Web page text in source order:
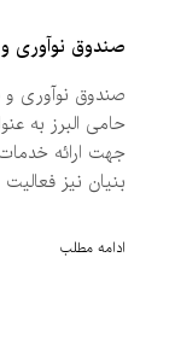
صندوق نوآوری
صندوق نوآوری
حامی البرز به
جهت ارائه
بنیان نیز
ادامه مطلب